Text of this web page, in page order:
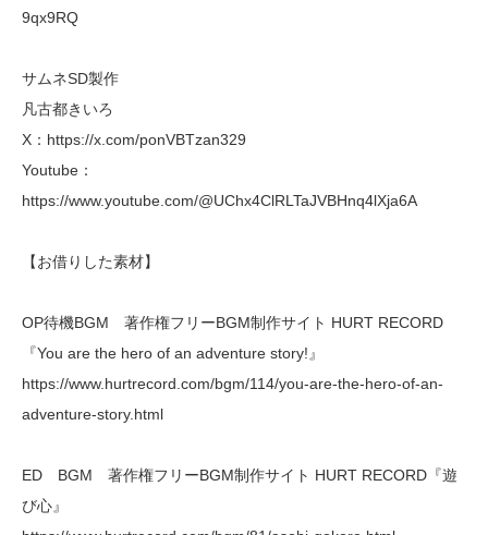
9qx9RQ
サムネSD製作
凡古都きいろ
X：https://x.com/ponVBTzan329
Youtube：
https://www.youtube.com/@UChx4ClRLTaJVBHnq4lXja6A
【お借りした素材】
OP待機BGM 著作権フリーBGM制作サイト HURT RECORD
『You are the hero of an adventure story!』
https://www.hurtrecord.com/bgm/114/you-are-the-hero-of-an-
adventure-story.html
ED BGM 著作権フリーBGM制作サイト HURT RECORD『遊
び心』